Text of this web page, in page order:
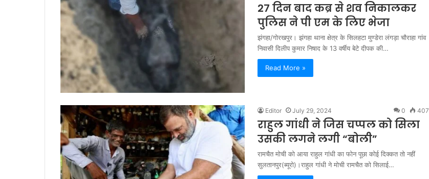
27 दिन बाद कब्र से शव निकालकर
पुलिस ने पी एम के लिए भेजा
झंगहा/गोरखपुर। झंगहा थाना क्षेत्र के सिलहटा मुण्डेरा लंगड़ा चौराहा गांव
निवासी दिलीप कुमार निषाद के 13 वर्षीय बेटे दीपक की…
Read More »
Editor July 29, 2024 0 407
राहुल गांधी ने जिस चप्पल को सिला
उसकी लगने लगी “बोली”
रामचैत मोची को आया राहुल गांधी का फोन पूछा कोई दिक्कत तो नहीं
सुलतानपुर(ब्यूरो)।राहुल गांधी ने मोची रामचैत को सिलाई…